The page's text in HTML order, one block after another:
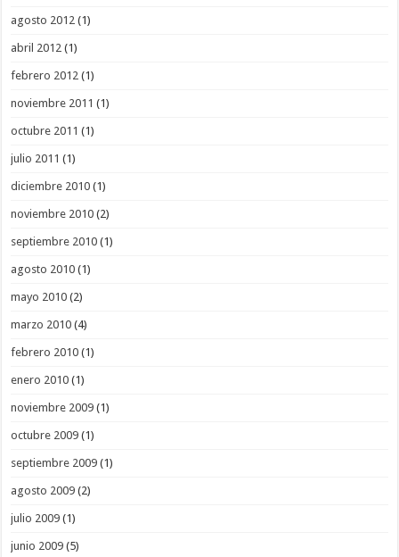
agosto 2012 (1)
abril 2012 (1)
febrero 2012 (1)
noviembre 2011 (1)
octubre 2011 (1)
julio 2011 (1)
diciembre 2010 (1)
noviembre 2010 (2)
septiembre 2010 (1)
agosto 2010 (1)
mayo 2010 (2)
marzo 2010 (4)
febrero 2010 (1)
enero 2010 (1)
noviembre 2009 (1)
octubre 2009 (1)
septiembre 2009 (1)
agosto 2009 (2)
julio 2009 (1)
junio 2009 (5)